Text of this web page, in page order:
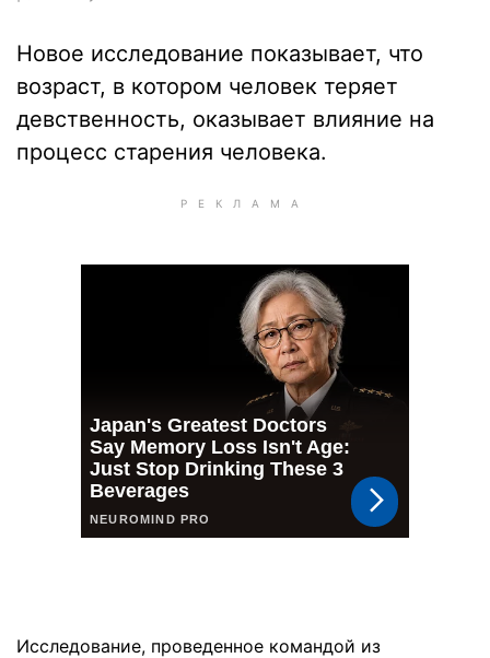
Новое исследование показывает, что
возраст, в котором человек теряет
девственность, оказывает влияние на
процесс старения человека.
Исследование, проведенное командой из